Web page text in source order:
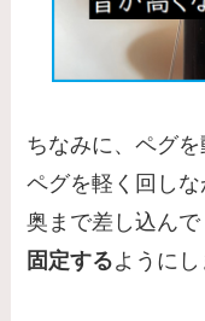
ちなみに、ペグを
ペグを軽く回しな
奥まで差し込んで
固定するようにし